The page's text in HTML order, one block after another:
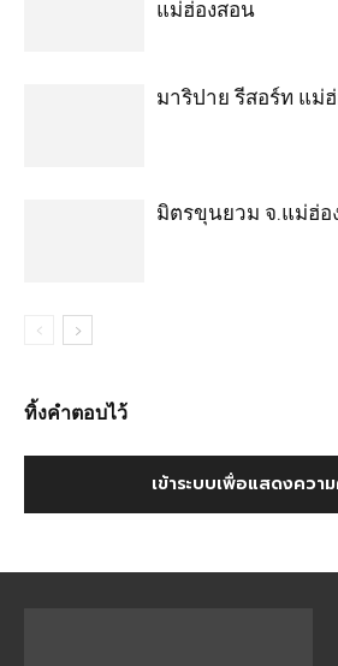
แม่ฮ่องสอน
มาริปาย รีสอร์ท แม่
มิตรขุนยวม จ.แม่ฮ่อ
ทิ้งคำตอบไว้
เข้าระบบเพื่อแสดงควา